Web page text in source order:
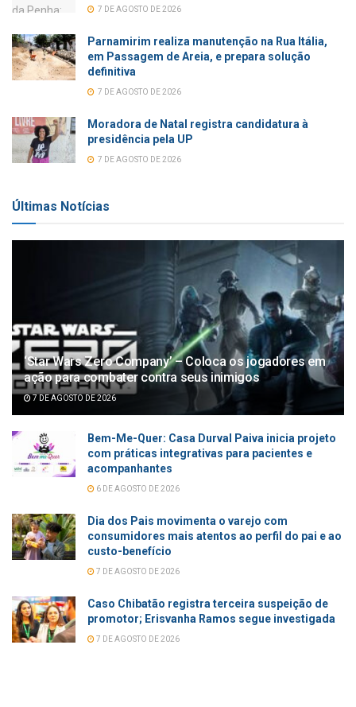
7 DE AGOSTO DE 2026
Parnamirim realiza manutenção na Rua Itália,
em Passagem de Areia, e prepara solução
definitiva
7 DE AGOSTO DE 2026
Moradora de Natal registra candidatura à
presidência pela UP
7 DE AGOSTO DE 2026
Últimas Notícias
‘Star Wars Zero Company’ – Coloca os jogadores em
ação para combater contra seus inimigos
7 DE AGOSTO DE 2026
Bem-Me-Quer: Casa Durval Paiva inicia projeto
com práticas integrativas para pacientes e
acompanhantes
6 DE AGOSTO DE 2026
Dia dos Pais movimenta o varejo com
consumidores mais atentos ao perfil do pai e ao
custo-benefício
7 DE AGOSTO DE 2026
Caso Chibatão registra terceira suspeição de
promotor; Erisvanha Ramos segue investigada
7 DE AGOSTO DE 2026